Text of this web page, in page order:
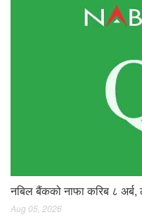
नबिल बैंकको नाफा करिब ८ अर्ब,
Aug 05, 2026